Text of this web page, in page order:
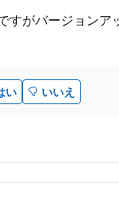
がバージョンア
い いいえ